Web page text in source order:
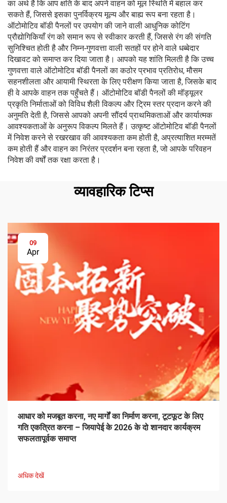
का अर्थ है कि आप क्षति के बाद अपने वाहन को मूल स्थिति में बहाल कर
सकते हैं, जिससे इसका पुनर्विक्रय मूल्य और बाह्य रूप बना रहता है।
ऑटोमोटिव बॉडी पैनलों पर उपयोग की जाने वाली आधुनिक कोटिंग
प्रौद्योगिकियाँ रंग को समान रूप से स्वीकार करती हैं, जिससे रंग की संगति
सुनिश्चित होती है और निम्न-गुणवत्ता वाली सतहों पर होने वाले धब्बेदार
दिखावट को समाप्त कर दिया जाता है। आपको यह शांति मिलती है कि उच्च
गुणवत्ता वाले ऑटोमोटिव बॉडी पैनलों का कठोर प्रभाव प्रतिरोध, मौसम
सहनशीलता और आयामी स्थिरता के लिए परीक्षण किया जाता है, जिसके बाद
ही वे आपके वाहन तक पहुँचते हैं। ऑटोमोटिव बॉडी पैनलों की मॉड्यूलर
प्रकृति निर्माताओं को विविध शैली विकल्प और ट्रिम स्तर प्रदान करने की
अनुमति देती है, जिससे आपको अपनी सौंदर्य प्राथमिकताओं और कार्यात्मक
आवश्यकताओं के अनुरूप विकल्प मिलते हैं। उत्कृष्ट ऑटोमोटिव बॉडी पैनलों
में निवेश करने से रखरखाव की आवश्यकता कम होती है, अप्रत्याशित मरम्मतें
कम होती हैं और वाहन का निरंतर प्रदर्शन बना रहता है, जो आपके परिवहन
निवेश की वर्षों तक रक्षा करता है।
व्यावहारिक टिप्स
09
Apr
आधार को मजबूत करना, नए मार्गों का निर्माण करना, टूटफूट के लिए
गति एकत्रित करना – जियापेई के 2026 के दो शानदार कार्यक्रम
सफलतापूर्वक समाप्त
अधिक देखें